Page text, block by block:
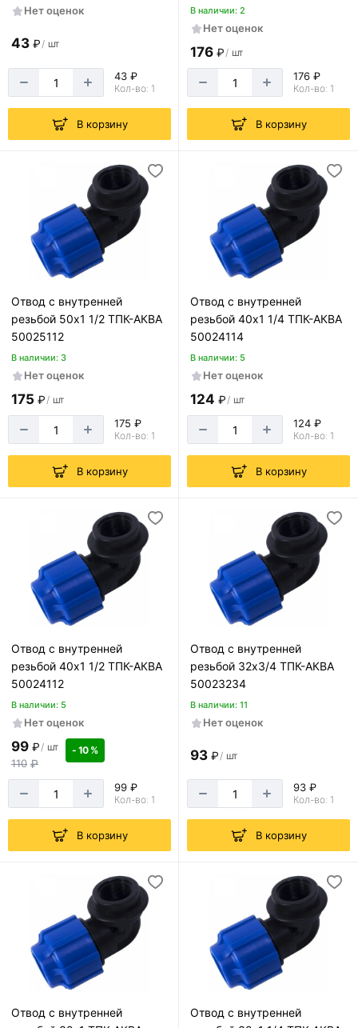
Нет оценок
43 ₽/ шт
43 ₽
Кол-во: 1
В корзину
В наличии: 2
Нет оценок
176 ₽/ шт
176 ₽
Кол-во: 1
В корзину
Отвод с внутренней
резьбой 50х1 1/2 ТПК-АКВА
50025112
В наличии: 3
Нет оценок
175 ₽/ шт
175 ₽
Кол-во: 1
В корзину
Отвод с внутренней
резьбой 40х1 1/4 ТПК-АКВА
50024114
В наличии: 5
Нет оценок
124 ₽/ шт
124 ₽
Кол-во: 1
В корзину
Отвод с внутренней
резьбой 40х1 1/2 ТПК-АКВА
50024112
В наличии: 5
Нет оценок
99 ₽/ шт
110 ₽
- 10 %
99 ₽
Кол-во: 1
В корзину
Отвод с внутренней
резьбой 32х3/4 ТПК-АКВА
50023234
В наличии: 11
Нет оценок
93 ₽ / шт
93 ₽
Кол-во: 1
В корзину
Отвод с внутренней
Отвод с внутренней